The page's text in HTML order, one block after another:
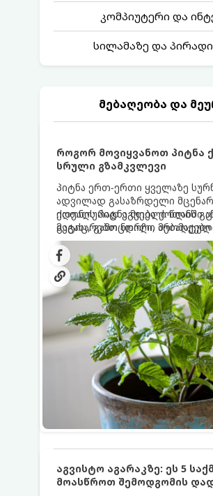
კომპიუტერი და
სილამაზე და პირადი
მებაღეობა და
როგორ მოვიყვანოთ პიტნა
სრული გზამკვლევი
პიტნა ერთ-ერთი ყველაზე
ადვილად გასაზრდელი
იდეალურად ეგუება ქოთანში
მეტიც, გამოცდილი მებაღეები
პიტნა მხოლოდ ქოთანში
ღია გრუნტში (ბაღში)
ძალიან სწრაფად ვრცელდება
მცენარეებს ავიწროებს.
ქოთნის პიტნა მთელი წლის
გაგახარებთ ნორჩი,
ჩაის, ლიმონათისა თუ
აგვისტო აგარაკზე: ეს 5
მოასწროთ შემოდგომის